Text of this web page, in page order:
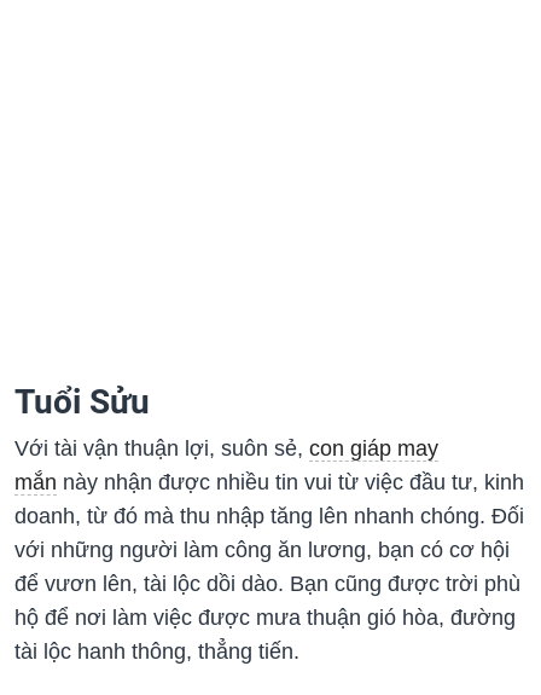
Tuổi Sửu
Với tài vận thuận lợi, suôn sẻ, con giáp may
mắn này nhận được nhiều tin vui từ việc đầu tư, kinh
doanh, từ đó mà thu nhập tăng lên nhanh chóng. Đối
với những người làm công ăn lương, bạn có cơ hội
để vươn lên, tài lộc dồi dào. Bạn cũng được trời phù
hộ để nơi làm việc được mưa thuận gió hòa, đường
tài lộc hanh thông, thẳng tiến.